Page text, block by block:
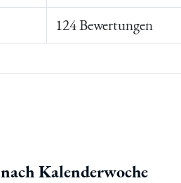
124 Bewertungen
Kalenderwoche